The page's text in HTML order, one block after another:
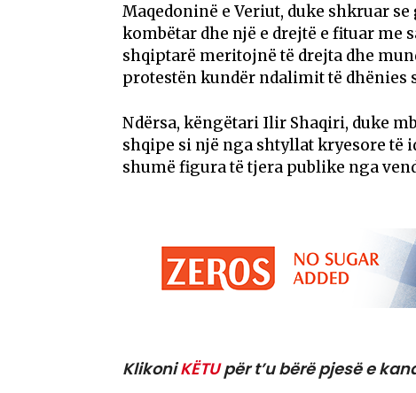
Maqedoninë e Veriut, duke shkruar
kombëtar dhe një e drejtë e fituar me
shqiptarë meritojnë të drejta dhe
protestën kundër ndalimit të
Ndërsa, këngëtari Ilir Shaqiri, duke
shqipe si një nga shtyllat kryesore të
shumë figura të tjera publike nga
KlikoniKËTUpër t’u bërë pjesë e